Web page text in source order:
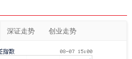
深证走势 创业走势